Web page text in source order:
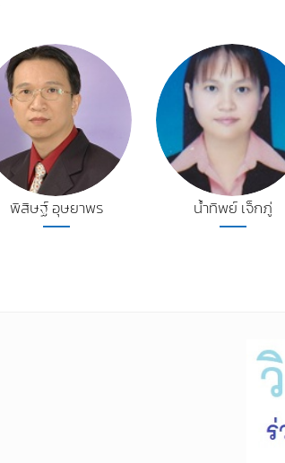
พิสิษฐ์ อุษยาพร น้ำทิพย์ เจ็กภู่